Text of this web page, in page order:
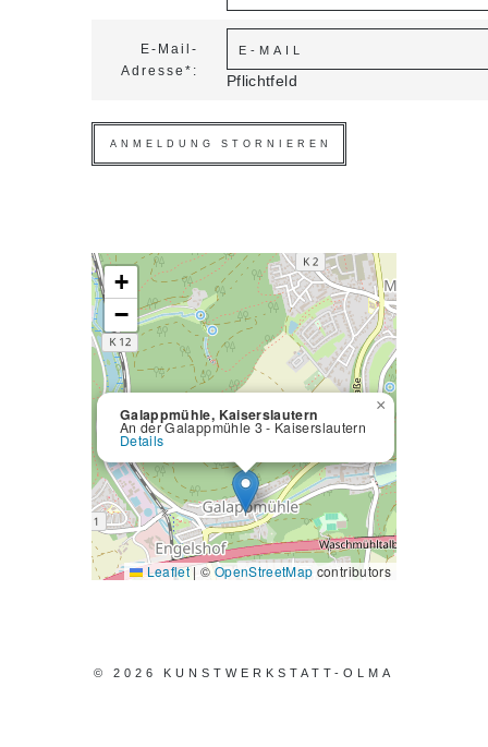
E-Mail-
Adresse*:
Pflichtfeld
Galappmühle, Kaiserslautern
An der Galappmühle 3 - Kaiserslautern
Details
×
+
−
Leaflet|© OpenStreetMap contributors
© 2026 KUNSTWERKSTATT-OLMA